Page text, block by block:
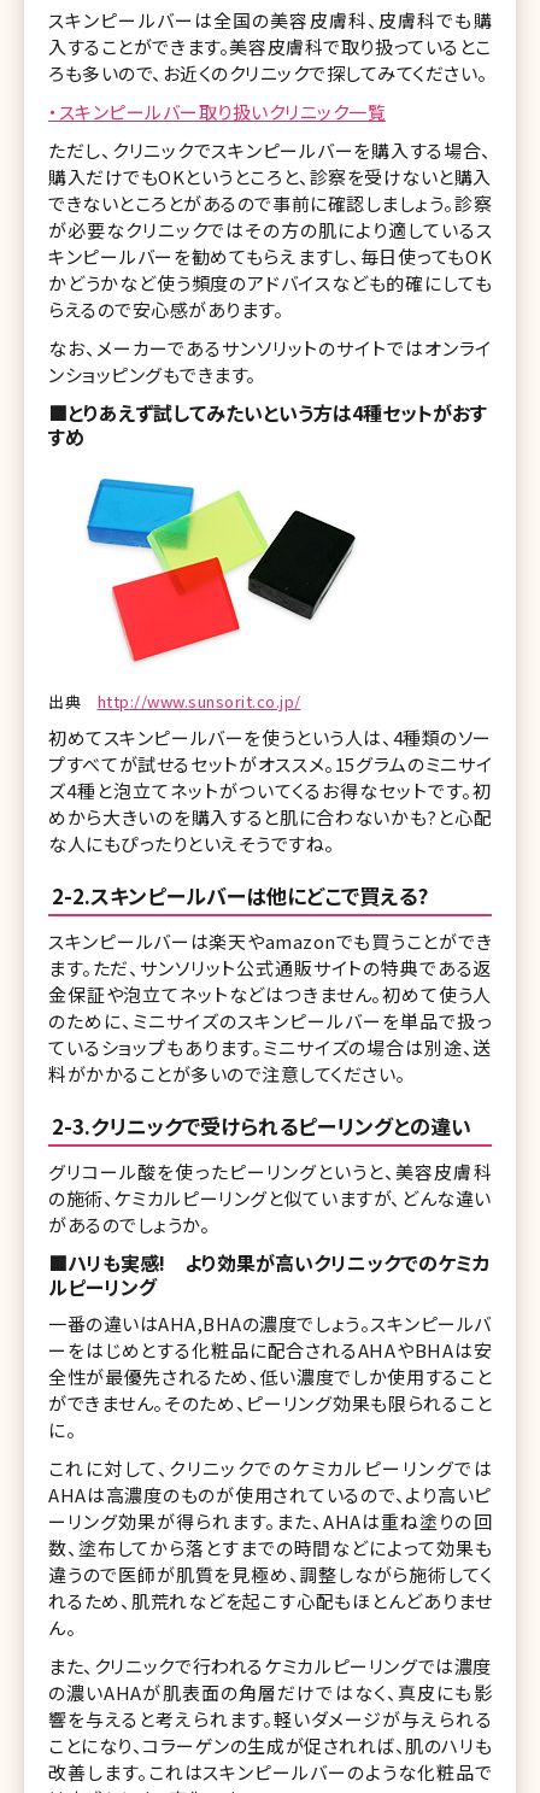
スキンピールバーは全国の美容皮膚科、皮膚科でも購
入することができます。美容皮膚科で取り扱っているとこ
ろも多いので、お近くのクリニックで探してみてください。
・スキンピールバー取り扱いクリニック一覧
ただし、クリニックでスキンピールバーを購入する場合、
購入だけでもOKというところと、診察を受けないと購入
できないところとがあるので事前に確認しましょう。診察
が必要なクリニックではその方の肌により適しているス
キンピールバーを勧めてもらえますし、毎日使ってもOK
かどうかなど使う頻度のアドバイスなども的確にしても
らえるので安心感があります。
なお、メーカーであるサンソリットのサイトではオンライ
ンショッピングもできます。
■とりあえず試してみたいという方は4種セットがおす
すめ
出典 http://www.sunsorit.co.jp/
初めてスキンピールバーを使うという人は、4種類のソー
プすべてが試せるセットがオススメ。15グラムのミニサイ
ズ4種と泡立てネットがついてくるお得なセットです。初
めから大きいのを購入すると肌に合わないかも?と心配
な人にもぴったりといえそうですね。
2-2.スキンピールバーは他にどこで買える?
スキンピールバーは楽天やamazonでも買うことができ
ます。ただ、サンソリット公式通販サイトの特典である返
金保証や泡立てネットなどはつきません。初めて使う人
のために、ミニサイズのスキンピールバーを単品で扱っ
ているショップもあります。ミニサイズの場合は別途、送
料がかかることが多いので注意してください。
2-3.クリニックで受けられるピーリングとの違い
グリコール酸を使ったピーリングというと、美容皮膚科
の施術、ケミカルピーリングと似ていますが、どんな違い
があるのでしょうか。
■ハリも実感! より効果が高いクリニックでのケミカ
ルピーリング
一番の違いはAHA,BHAの濃度でしょう。スキンピールバ
ーをはじめとする化粧品に配合されるAHAやBHAは安
全性が最優先されるため、低い濃度でしか使用すること
ができません。そのため、ピーリング効果も限られること
に。
これに対して、クリニックでのケミカルピーリングでは
AHAは高濃度のものが使用されているので、より高いピ
ーリング効果が得られます。また、AHAは重ね塗りの回
数、塗布してから落とすまでの時間などによって効果も
違うので医師が肌質を見極め、調整しながら施術してく
れるため、肌荒れなどを起こす心配もほとんどありませ
ん。
また、クリニックで行われるケミカルピーリングでは濃度
の濃いAHAが肌表面の角層だけではなく、真皮にも影
響を与えると考えられます。軽いダメージが与えられる
ことになり、コラーゲンの生成が促されれば、肌のハリも
改善します。これはスキンピールバーのような化粧品で